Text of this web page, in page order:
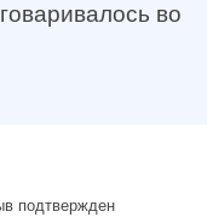
во
подтвержден